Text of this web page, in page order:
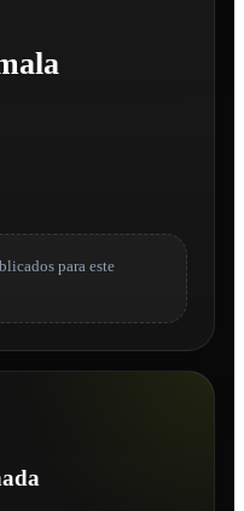
para este